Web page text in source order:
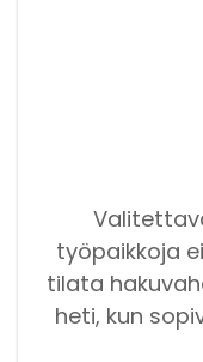
työpaikkoja
tilata
heti, kun